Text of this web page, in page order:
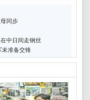
同步
中日间走钢丝
未准备交锋